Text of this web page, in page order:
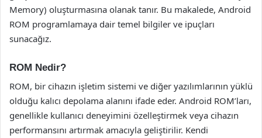
Memory) oluşturmasına olanak tanır. Bu makalede, Android
ROM programlamaya dair temel bilgiler ve ipuçları
sunacağız.
ROM Nedir?
ROM, bir cihazın işletim sistemi ve diğer yazılımlarının yüklü
olduğu kalıcı depolama alanını ifade eder. Android ROM’ları,
genellikle kullanıcı deneyimini özelleştirmek veya cihazın
performansını artırmak amacıyla geliştirilir. Kendi